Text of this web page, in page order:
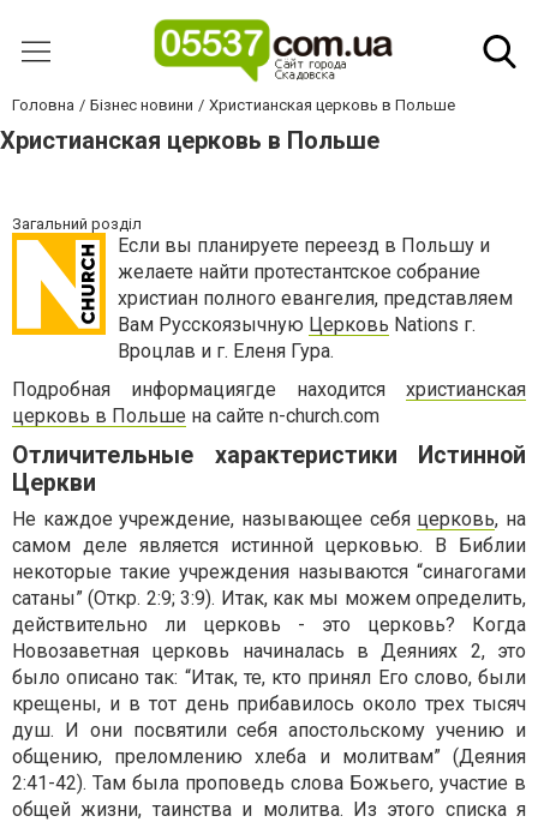
Головна Бізнес новини Христианская церковь в Польше
Христианская церковь в Польше
Загальний розділ
Если вы планируете переезд в Польшу и
желаете найти протестантское собрание
христиан полного евангелия, представляем
Вам Русскоязычную Церковь Nations г.
Вроцлав и г. Еленя Гура.
Подробная информациягде находится христианская
церковь в Польше на сайте n-church.com
Отличительные характеристики Истинной
Церкви
Не каждое учреждение, называющее себя церковь, на
самом деле является истинной церковью. В Библии
некоторые такие учреждения называются “синагогами
сатаны” (Откр. 2:9; 3:9). Итак, как мы можем определить,
действительно ли церковь - это церковь? Когда
Новозаветная церковь начиналась в Деяниях 2, это
было описано так: “Итак, те, кто принял Его слово, были
крещены, и в тот день прибавилось около трех тысяч
душ. И они посвятили себя апостольскому учению и
общению, преломлению хлеба и молитвам” (Деяния
2:41-42). Там была проповедь слова Божьего, участие в
общей жизни, таинства и молитва. Из этого списка я